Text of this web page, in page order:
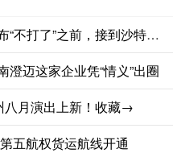
股腰包 美媒爆料：特朗普宣布“不打了”之前，接到沙特王储电话；卡塔尔、阿联酋、土耳其、巴基斯坦集体发声
迈这家企业凭“情义”出圈
八月演出上新！收藏→
五航权货运航线开通